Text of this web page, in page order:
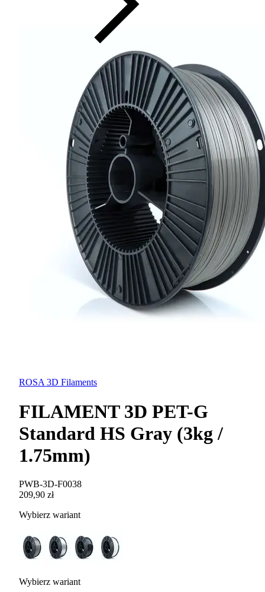
ROSA 3D Filaments
FILAMENT 3D PET-G
Standard HS Gray (3kg /
1.75mm)
PWB-3D-F0038
209,90 zł
Wybierz wariant
Wybierz wariant